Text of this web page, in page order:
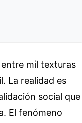
mil texturas
La realidad es
social que
El fenómeno